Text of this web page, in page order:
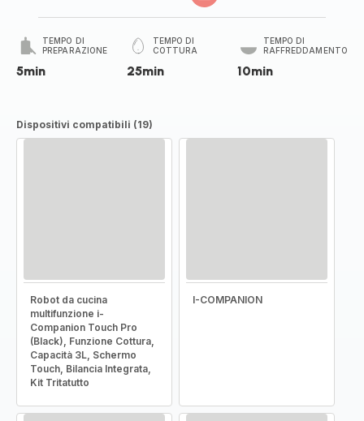
TEMPO DI
PREPARAZIONE
5min
TEMPO DI
COTTURA
25min
TEMPO DI
RAFFREDDAMENTO
10min
Dispositivi compatibili (19)
Robot da cucina
multifunzione i-
Companion Touch Pro
(Black), Funzione Cottura,
Capacità 3L, Schermo
Touch, Bilancia Integrata,
Kit Tritatutto
I-COMPANION